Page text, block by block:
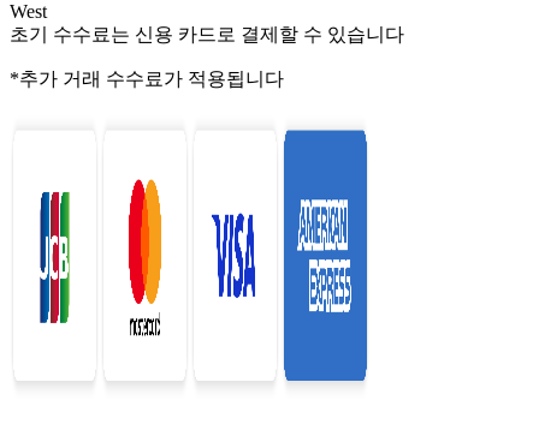
West
초기 수수료는 신용 카드로 결제할 수 있습니다
*추가 거래 수수료가 적용됩니다